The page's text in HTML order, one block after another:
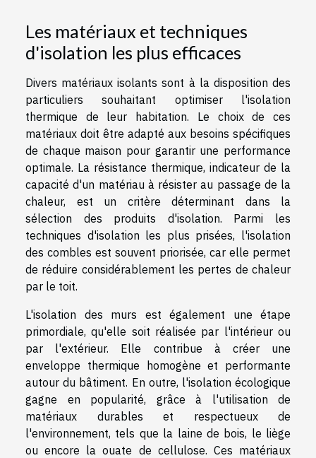
Les matériaux et techniques
d'isolation les plus efficaces
Divers matériaux isolants sont à la disposition des
particuliers souhaitant optimiser l'isolation
thermique de leur habitation. Le choix de ces
matériaux doit être adapté aux besoins spécifiques
de chaque maison pour garantir une performance
optimale. La résistance thermique, indicateur de la
capacité d'un matériau à résister au passage de la
chaleur, est un critère déterminant dans la
sélection des produits d'isolation. Parmi les
techniques d'isolation les plus prisées, l'isolation
des combles est souvent priorisée, car elle permet
de réduire considérablement les pertes de chaleur
par le toit.
L'isolation des murs est également une étape
primordiale, qu'elle soit réalisée par l'intérieur ou
par l'extérieur. Elle contribue à créer une
enveloppe thermique homogène et performante
autour du bâtiment. En outre, l'isolation écologique
gagne en popularité, grâce à l'utilisation de
matériaux durables et respectueux de
l'environnement, tels que la laine de bois, le liège
ou encore la ouate de cellulose. Ces matériaux